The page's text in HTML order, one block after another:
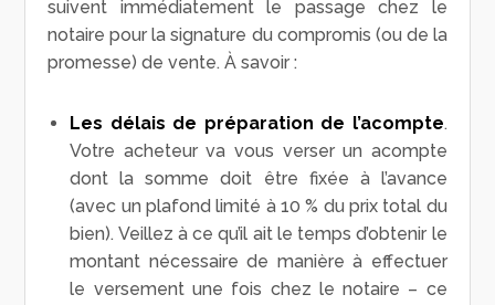
suivent immédiatement le passage chez le
notaire pour la signature du compromis (ou de la
promesse) de vente. À savoir :
Les délais de préparation de l’acompte.
Votre acheteur va vous verser un acompte
dont la somme doit être fixée à l’avance
(avec un plafond limité à 10 % du prix total du
bien). Veillez à ce qu’il ait le temps d’obtenir le
montant nécessaire de manière à effectuer
le versement une fois chez le notaire – ce